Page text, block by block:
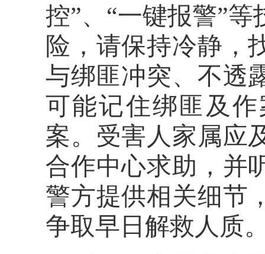
控”、“一键报警”
险，请保持冷静，
与绑匪冲突、不透
可能记住绑匪及
案。受害人家属应
合作中心求助，并
警方提供相关细节
争取早日解救人质